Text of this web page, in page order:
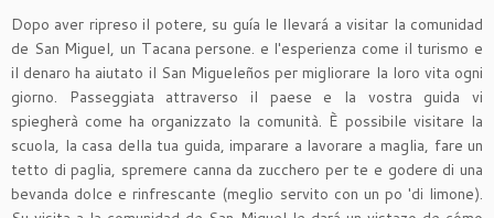
Dopo aver ripreso il potere, su guía le llevará a visitar la comunidad
de San Miguel, un Tacana persone. e l'esperienza come il turismo e
il denaro ha aiutato il San Migueleños per migliorare la loro vita ogni
giorno. Passeggiata attraverso il paese e la vostra guida vi
spiegherà come ha organizzato la comunità. È possibile visitare la
scuola, la casa della tua guida, imparare a lavorare a maglia, fare un
tetto di paglia, spremere canna da zucchero per te e godere di una
bevanda dolce e rinfrescante (meglio servito con un po 'di limone).